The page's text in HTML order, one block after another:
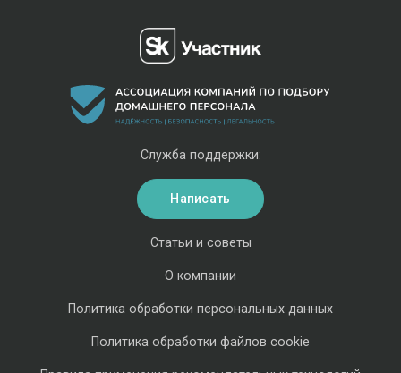
Статьи и советы
О компании
Политика обработки персональных данных
Политика обработки файлов cookie
Служба поддержки:
Написать